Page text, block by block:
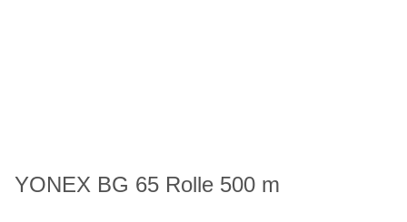
YONEX BG 65 Rolle 500 m